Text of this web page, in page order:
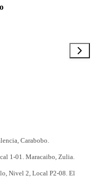
Coche Sienna | Azul